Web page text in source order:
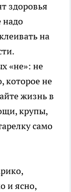
здоровья
надо
на
«не»: не
которое не
жизнь в
крупы,
само
и ясно,